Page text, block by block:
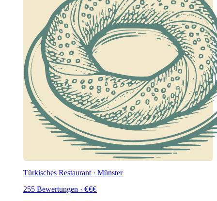
Türkisches Restaurant · Münster
255 Bewertungen · €€€